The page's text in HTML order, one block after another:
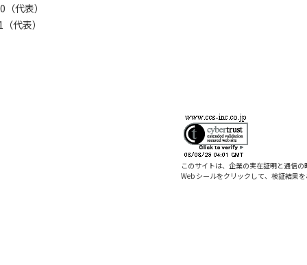
代表）
代表）
このサイトは、企業の実在証明と通信
Web シールをクリックして、検証結果を